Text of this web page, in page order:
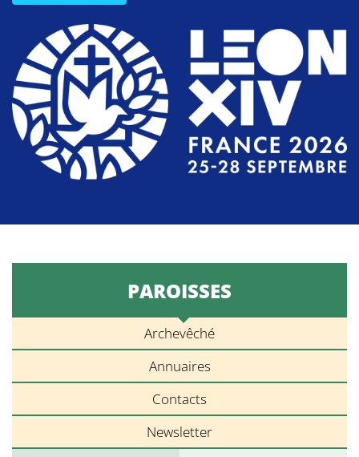
PAROISSES
Archevêché
Annuaires
Contacts
Newsletter